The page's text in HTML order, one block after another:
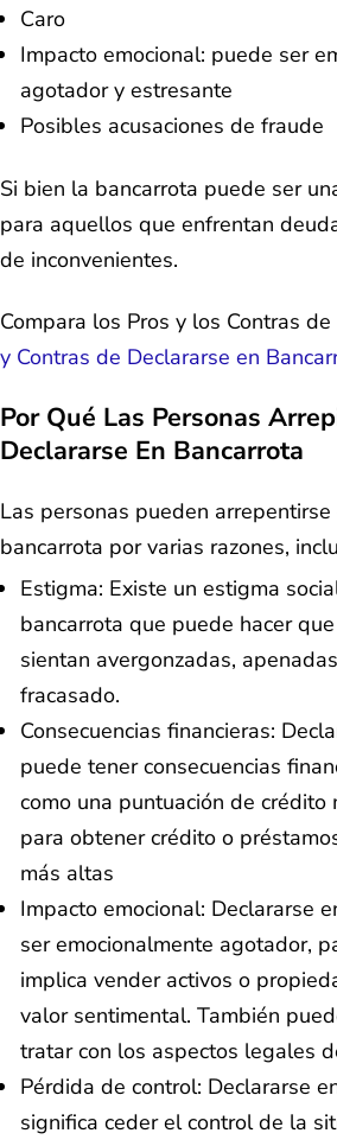
Caro
Impacto emocional: puede ser
agotador y estresante
Posibles acusaciones de fraude
Si bien la bancarrota puede ser
para aquellos que enfrentan
de inconvenientes.
Compara los Pros y los Contras
y Contras de Declararse en
Por Qué Las Personas
Declararse En Bancarrota
Las personas pueden
bancarrota por varias razones,
Estigma: Existe un estigma
bancarrota que puede hacer
sientan avergonzadas,
fracasado.
Consecuencias financieras:
puede tener consecuencias
como una puntuación de crédito
para obtener crédito o
más altas
Impacto emocional: Declararse
ser emocionalmente agotador,
implica vender activos o
valor sentimental. También
tratar con los aspectos legales
Pérdida de control: Declararse
significa ceder el control de la